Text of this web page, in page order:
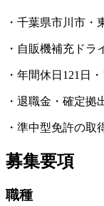
・千葉県市川市・
・自販機補充ドラ
・年間休日121日
・退職金・確定
・準中型免許の取
募集要項
職種